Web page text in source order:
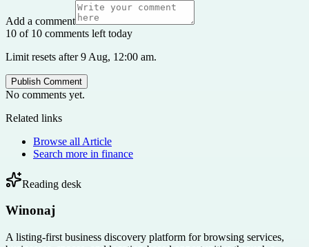
Add a comment
10 of 10 comments left today
Limit resets after 9 Aug, 12:00 am.
Publish Comment
No comments yet.
Related links
Browse all Article
Search more in finance
Reading desk
Winonaj
A listing-first business discovery platform for browsing services,